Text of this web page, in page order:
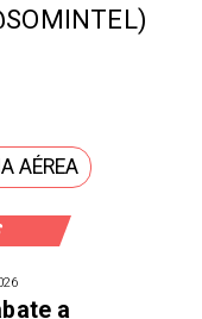
a
AÉREA